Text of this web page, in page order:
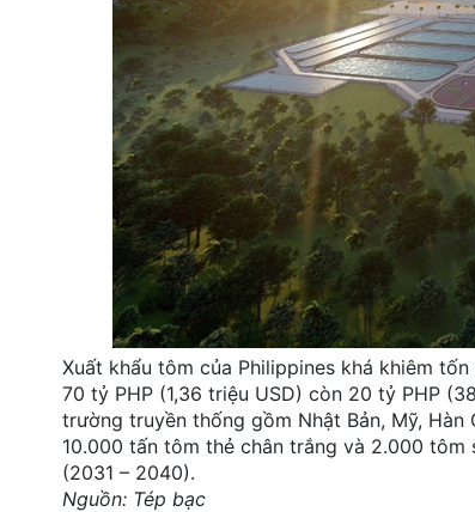
Xuất khẩu tôm của Philippines khá khiêm
70 tỷ PHP (1,36 triệu USD) còn 20 tỷ PHP
trường truyền thống gồm Nhật Bản, Mỹ, Hàn
10.000 tấn tôm thẻ chân trắng và 2.000
(2031 – 2040).
Nguồn: Tép bạc